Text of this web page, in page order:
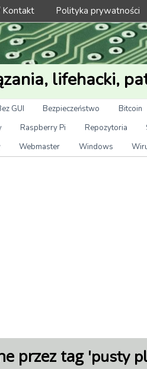
Kontakt Polityka prywatności
lifehacki,
GUI Bezpieczeństwo Bitcoin
Raspberry Pi Repozytoria
Webmaster Windows
przez tag 'pusty